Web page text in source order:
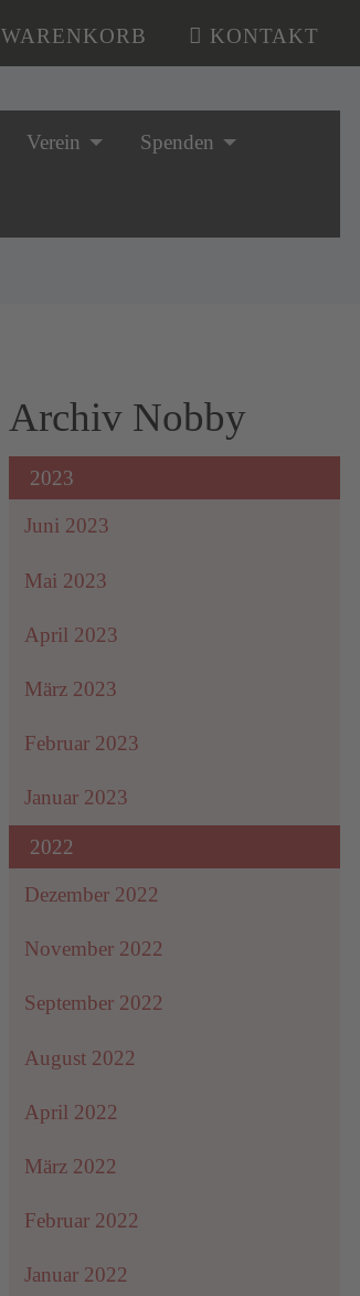
WARENKORB KONTAKT
Verein Spenden
Archiv Nobby
2023
Juni 2023
Mai 2023
April 2023
März 2023
Februar 2023
Januar 2023
2022
Dezember 2022
November 2022
September 2022
August 2022
April 2022
März 2022
Februar 2022
Januar 2022